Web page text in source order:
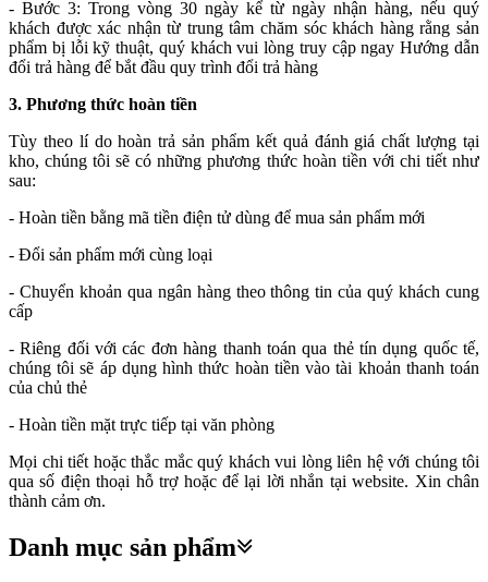
- Bước 3: Trong vòng 30 ngày kể từ ngày nhận hàng, nếu quý
khách được xác nhận từ trung tâm chăm sóc khách hàng rằng sản
phẩm bị lỗi kỹ thuật, quý khách vui lòng truy cập ngay Hướng dẫn
đổi trả hàng để bắt đầu quy trình đổi trả hàng
3. Phương thức hoàn tiền
Tùy theo lí do hoàn trả sản phẩm kết quả đánh giá chất lượng tại
kho, chúng tôi sẽ có những phương thức hoàn tiền với chi tiết như
sau:
- Hoàn tiền bằng mã tiền điện tử dùng để mua sản phẩm mới
- Đổi sản phẩm mới cùng loại
- Chuyển khoản qua ngân hàng theo thông tin của quý khách cung
cấp
- Riêng đối với các đơn hàng thanh toán qua thẻ tín dụng quốc tế,
chúng tôi sẽ áp dụng hình thức hoàn tiền vào tài khoản thanh toán
của chủ thẻ
- Hoàn tiền mặt trực tiếp tại văn phòng
Mọi chi tiết hoặc thắc mắc quý khách vui lòng liên hệ với chúng tôi
qua số điện thoại hỗ trợ hoặc để lại lời nhắn tại website. Xin chân
thành cảm ơn.
Danh mục sản phẩm